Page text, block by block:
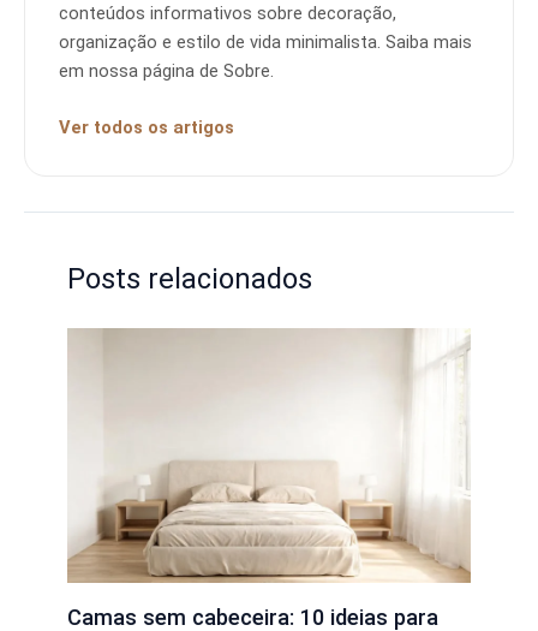
conteúdos informativos sobre decoração,
organização e estilo de vida minimalista. Saiba mais
em nossa página de Sobre.
Ver todos os artigos
Posts relacionados
Camas sem cabeceira: 10 ideias para